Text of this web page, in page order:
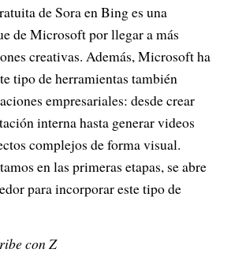
de Sora en Bing es una
de Microsoft por llegar a más
creativas. Además, Microsoft ha
tipo de herramientas también
empresariales: desde crear
interna hasta generar videos
complejos de forma visual.
en las primeras etapas, se abre
para incorporar este tipo de
con Z